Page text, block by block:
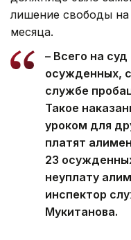
лишение свободы
месяца.
– Всего на
осужденных,
службе
Такое
уроком для
платят
23
неуплату
инспектор
Мукитанова.